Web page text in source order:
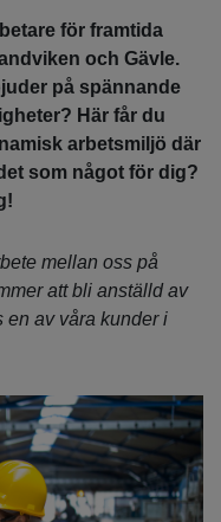
för framtida
och Gävle.
på spännande
Här får du
arbetsmiljö där
som något för dig?
mellan oss på
att bli anställd av
en av våra kunder i